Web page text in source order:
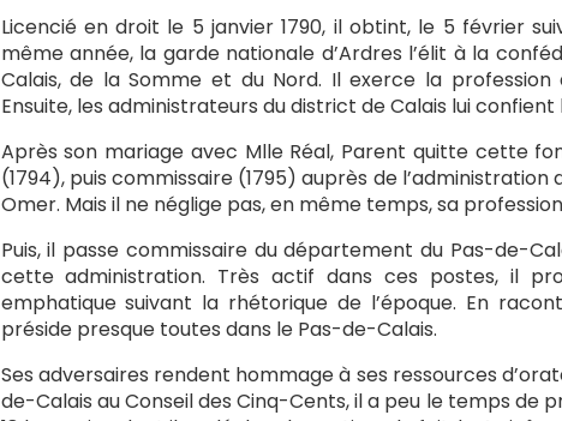
Licencié en droit le 5 janvier 1790, il obtint, le 5 février
même année, la garde nationale d’Ardres l’élit à la
Calais, de la Somme et du Nord. Il exerce la
Ensuite, les administrateurs du district de Calais lui
Après son mariage avec Mlle Réal, Parent quitte cette
(1794), puis commissaire (1795) auprès de
Omer. Mais il ne néglige pas, en même temps, sa
Puis, il passe commissaire du département du Pas-de-
cette administration. Très actif dans ces postes, il
emphatique suivant la rhétorique de l’époque. En
préside presque toutes dans le Pas-de-Calais.
Ses adversaires rendent hommage à ses ressources
de-Calais au Conseil des Cinq-Cents, il a peu le temps de